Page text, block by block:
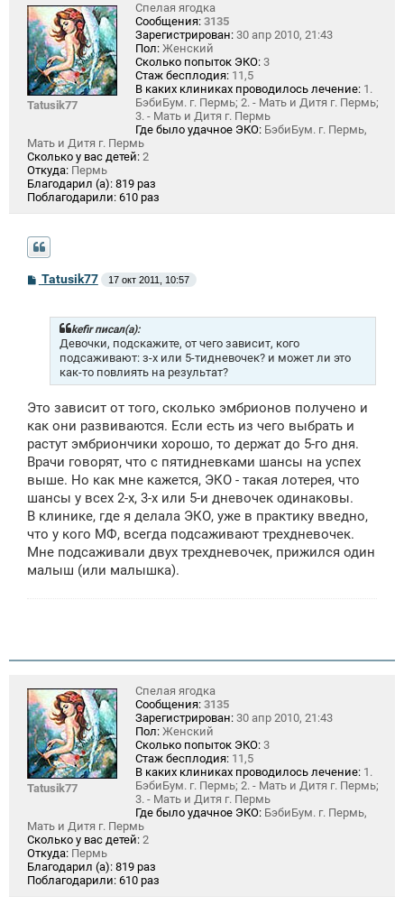
Tatusik77
Спелая ягодка
Сообщения: 3135
Зарегистрирован: 30 апр 2010, 21:43
Пол: Женский
Сколько попыток ЭКО: 3
Стаж бесплодия: 11,5
В каких клиниках проводилось лечение: 1.
БэбиБум. г. Пермь; 2. - Мать и Дитя г. Пермь;
3. - Мать и Дитя г. Пермь
Где было удачное ЭКО: БэбиБум. г. Пермь,
Мать и Дитя г. Пермь
Сколько у вас детей: 2
Откуда: Пермь
Благодарил (а): 819 раз
Поблагодарили: 610 раз
СTatusik77 17 окт 2011, 10:57
kefir писал(а):
Девочки, подскажите, от чего зависит, кого
подсаживают: з-х или 5-тидневочек? и может ли это
как-то повлиять на результат?
Это зависит от того, сколько эмбрионов получено и
как они развиваются. Если есть из чего выбрать и
растут эмбриончики хорошо, то держат до 5-го дня.
Врачи говорят, что с пятидневками шансы на успех
выше. Но как мне кажется, ЭКО - такая лотерея, что
шансы у всех 2-х, 3-х или 5-и дневочек одинаковы.
В клинике, где я делала ЭКО, уже в практику введно,
что у кого МФ, всегда подсаживают трехдневочек.
Мне подсаживали двух трехдневочек, прижился один
малыш (или малышка).
Tatusik77
Спелая ягодка
Сообщения: 3135
Зарегистрирован: 30 апр 2010, 21:43
Пол: Женский
Сколько попыток ЭКО: 3
Стаж бесплодия: 11,5
В каких клиниках проводилось лечение: 1.
БэбиБум. г. Пермь; 2. - Мать и Дитя г. Пермь;
3. - Мать и Дитя г. Пермь
Где было удачное ЭКО: БэбиБум. г. Пермь,
Мать и Дитя г. Пермь
Сколько у вас детей: 2
Откуда: Пермь
Благодарил (а): 819 раз
Поблагодарили: 610 раз